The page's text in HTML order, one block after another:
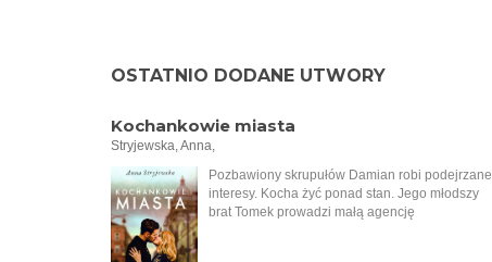
OSTATNIO DODANE UTWORY
Kochankowie miasta
Stryjewska, Anna,
Pozbawiony skrupułów Damian robi podejrzane
interesy. Kocha żyć ponad stan. Jego młodszy
brat Tomek prowadzi małą agencję